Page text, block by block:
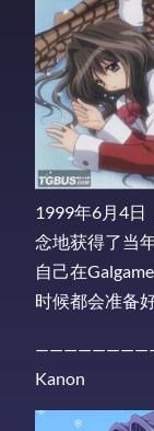
1999年6月4日
念地获得了当
自己在
时候都会准备
Kanon